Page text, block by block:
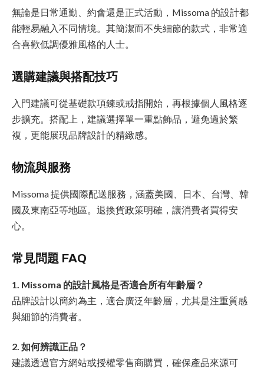
無論是日常通勤、約會還是正式活動，Missoma 的設計都
能輕易融入不同情境。其簡潔而不失細節的款式，非常適
合喜歡低調優雅風格的人士。
選購建議與搭配技巧
入門建議可從基礎款項鍊或戒指開始，再根據個人風格逐
步擴充。搭配上，建議選擇單一重點飾品，避免過於繁
複，更能展現品牌設計的精緻感。
物流與服務
Missoma 提供國際配送服務，涵蓋美國、日本、台灣、韓
國及東南亞等地區。退換貨政策明確，讓消費者買得安
心。
常見問題 FAQ
1. Missoma 的設計風格是否適合所有年齡層？
品牌設計以簡約為主，適合廣泛年齡層，尤其是注重質感
與細節的消費者。
2. 如何辨識正品？
建議透過官方網站或授權零售商購買，確保產品來源可